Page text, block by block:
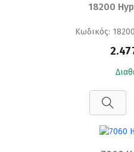
18200
Κωδικός: